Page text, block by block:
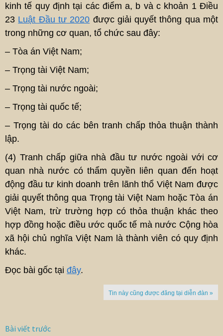
kinh tế quy định tại các điểm a, b và c khoản 1 Điều
23 Luật Đầu tư 2020 được giải quyết thông qua một
trong những cơ quan, tổ chức sau đây:
– Tòa án Việt Nam;
– Trọng tài Việt Nam;
– Trọng tài nước ngoài;
– Trọng tài quốc tế;
– Trọng tài do các bên tranh chấp thỏa thuận thành
lập.
(4) Tranh chấp giữa nhà đầu tư nước ngoài với cơ
quan nhà nước có thẩm quyền liên quan đến hoạt
động đầu tư kinh doanh trên lãnh thổ Việt Nam được
giải quyết thông qua Trọng tài Việt Nam hoặc Tòa án
Việt Nam, trừ trường hợp có thỏa thuận khác theo
hợp đồng hoặc điều ước quốc tế mà nước Cộng hòa
xã hội chủ nghĩa Việt Nam là thành viên có quy định
khác.
Đọc bài gốc tại đây.
Tin này cũng được đăng tại diễn đàn »
Bài viết trước